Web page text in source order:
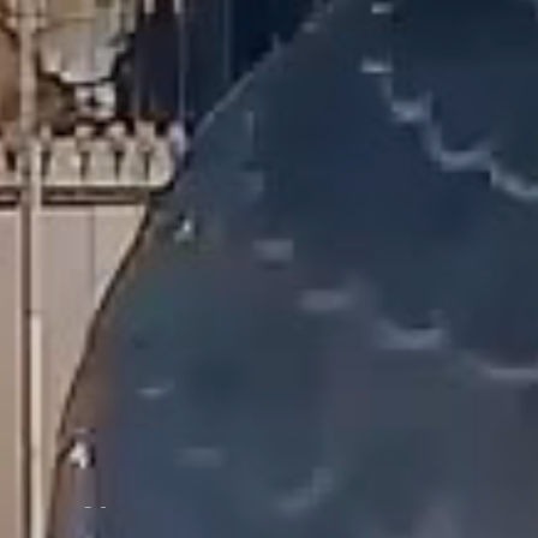
让生活更有
Enjoy a more tasteful life